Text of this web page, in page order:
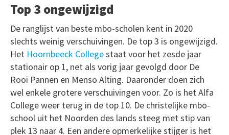
Top 3 ongewijzigd
De ranglijst van beste mbo-scholen kent in 2020
slechts weinig verschuivingen. De top 3 is ongewijzigd.
Het Hoornbeeck Collegestaat voor het zesde jaar
stationair op 1, net als vorig jaar gevolgd door De
Rooi Pannen en Menso Alting. Daaronder doen zich
wel enkele grotere verschuivingen voor. Zo is het Alfa
College weer terug in de top 10. De christelijke mbo-
school uit het Noorden des lands steeg met stip van
plek 13 naar 4. Een andere opmerkelijke stijger is het